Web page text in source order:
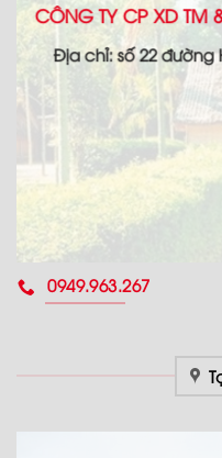
CÔNG TY CP XD TM
Địa chỉ: số 22 đường
0949.963.267